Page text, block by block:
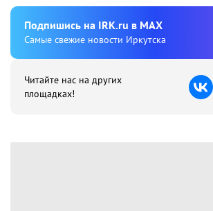
Подпишиcь на IRK.ru в MAX
Cамые свежие новости Иркутска
Читайте нас на других
площадках!